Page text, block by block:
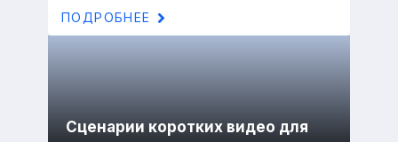
ПОДРОБНЕЕ
Сценарии коротких видео для